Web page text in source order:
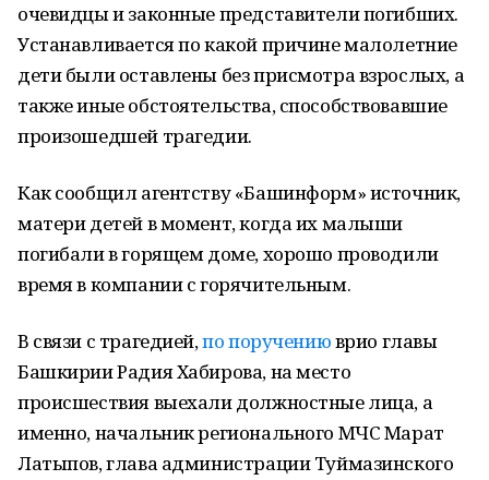
очевидцы и законные представители погибших.
Устанавливается по какой причине малолетние
дети были оставлены без присмотра взрослых, а
также иные обстоятельства, способствовавшие
произошедшей трагедии.
Как сообщил агентству «Башинформ» источник,
матери детей в момент, когда их малыши
погибали в горящем доме, хорошо проводили
время в компании с горячительным.
В связи с трагедией,по поручениюврио главы
Башкирии Радия Хабирова, на место
происшествия выехали должностные лица, а
именно, начальник регионального МЧС Марат
Латыпов, глава администрации Туймазинского